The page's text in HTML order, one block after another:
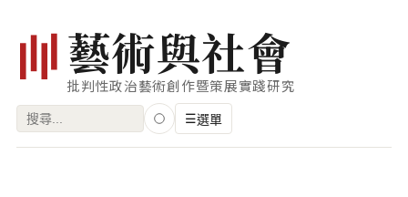
藝術與社會
批判性政治藝術創作暨策展實踐研究
搜
☰選單